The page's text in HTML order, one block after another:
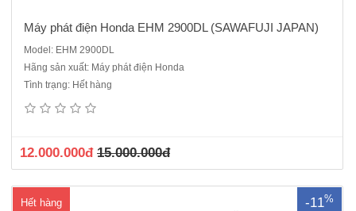
Máy phát điện Honda EHM 2900DL (SAWAFUJI JAPAN)
Model: EHM 2900DL
Hãng sản xuất: Máy phát điện Honda
Tình trạng: Hết hàng
12.000.000đ 15.000.000đ
Hết hàng -11%
Máy phát điện Honda EHM 2900DLMáy phát điện 1 pha - chạy
quay, tự kích từ, 2 cựcCông suất liên tục: 2.0 / 2.3 kVACông suất tối đa: